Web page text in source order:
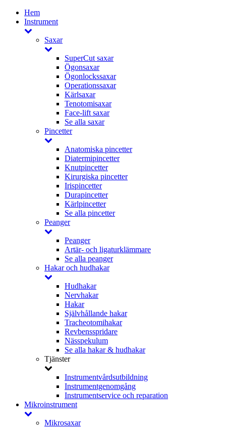
Hem
Instrument
Saxar
SuperCut saxar
Ögonsaxar
Ögonlockssaxar
Operationssaxar
Kärlsaxar
Tenotomisaxar
Face-lift saxar
Se alla saxar
Pincetter
Anatomiska pincetter
Diatermipincetter
Knutpincetter
Kirurgiska pincetter
Irispincetter
Durapincetter
Kärlpincetter
Se alla pincetter
Peanger
Peanger
Artär- och ligaturklämmare
Se alla peanger
Hakar och hudhakar
Hudhakar
Nervhakar
Hakar
Självhållande hakar
Tracheotomihakar
Revbensspridare
Nässpekulum
Se alla hakar & hudhakar
Tjänster
Instrumentvårdsutbildning
Instrumentgenomgång
Instrumentservice och reparation
Mikroinstrument
Mikrosaxar